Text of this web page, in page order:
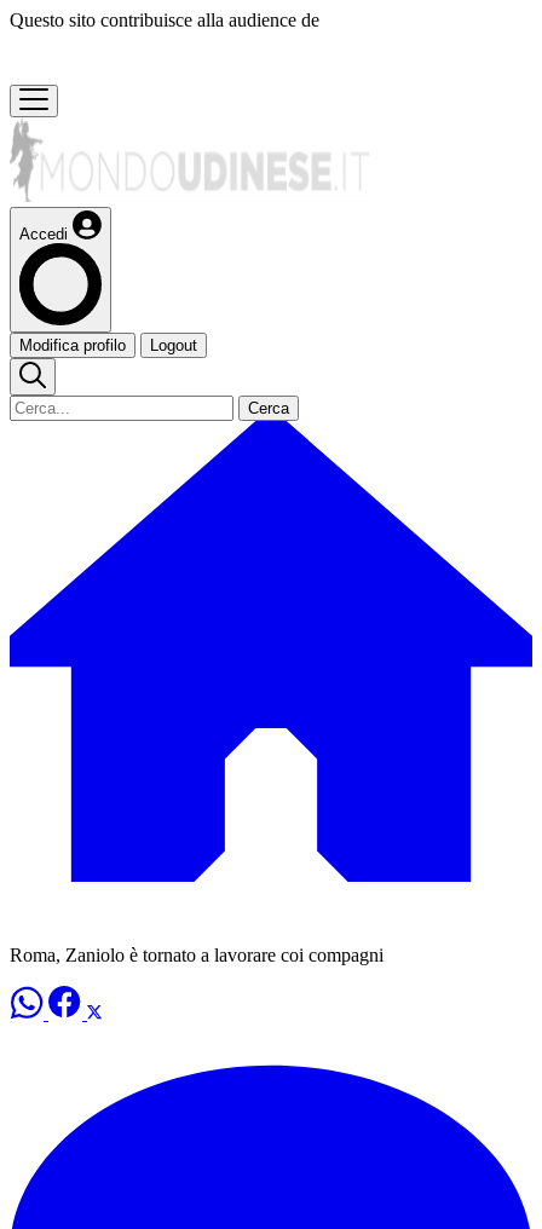
Questo sito contribuisce alla audience de
Accedi
Modifica profilo Logout
Cerca
Roma, Zaniolo è tornato a lavorare coi compagni